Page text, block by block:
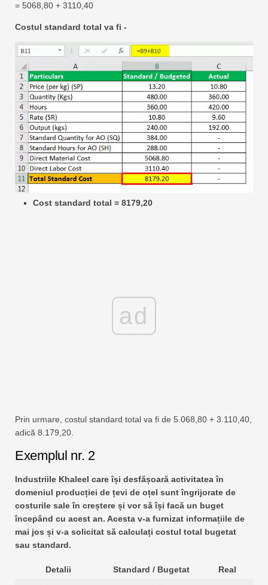
= 5068,80 + 3110,40
Costul standard total va fi -
Cost standard total = 8179,20
ad
Prin urmare, costul standard total va fi de 5.068,80 + 3.110,40,
adică 8.179,20.
Exemplul nr. 2
Industriile Khaleel care își desfășoară activitatea în
domeniul producției de țevi de oțel sunt îngrijorate de
costurile sale în creștere și vor să își facă un buget
începând cu acest an. Acesta v-a furnizat informațiile de
mai jos și v-a solicitat să calculați costul total bugetat
sau standard.
Detalii Standard / Bugetat Real